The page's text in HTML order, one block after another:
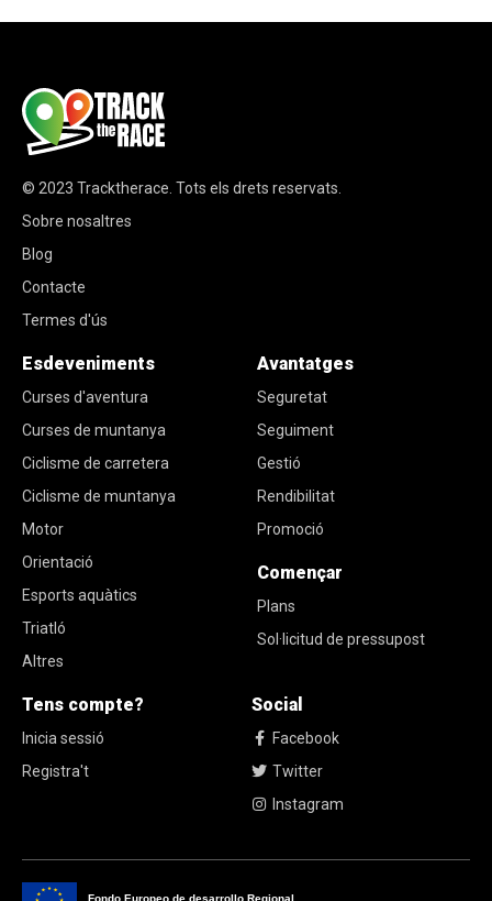
© 2023 Tracktherace Tots els drets reservats.
Sobre nosaltres
Blog
Contacte
Termes d'ús
Esdeveniments
Curses d'aventura
Curses de muntanya
Ciclisme de carretera
Ciclisme de muntanya
Motor
Orientació
Esports aquàtics
Triatló
Altres
Avantatges
Seguretat
Seguiment
Gestió
Rendibilitat
Promoció
Començar
Plans
Sol·licitud de pressupost
Tens compte?
Inicia sessió
Registra't
Social
Facebook
Twitter
Instagram
Fondo Europeo de desarrollo Regional